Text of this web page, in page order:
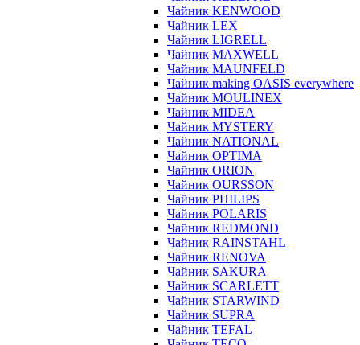
Чайник KENWOOD
Чайник LEX
Чайник LIGRELL
Чайник MAXWELL
Чайник MAUNFELD
Чайник making OASIS everywhere
Чайник MOULINEX
Чайник MIDEA
Чайник MYSTERY
Чайник NATIONAL
Чайник OPTIMA
Чайник ORION
Чайник OURSSON
Чайник PHILIPS
Чайник POLARIS
Чайник REDMOND
Чайник RAINSTAHL
Чайник RENOVA
Чайник SAKURA
Чайник SCARLETT
Чайник STARWIND
Чайник SUPRA
Чайник TEFAL